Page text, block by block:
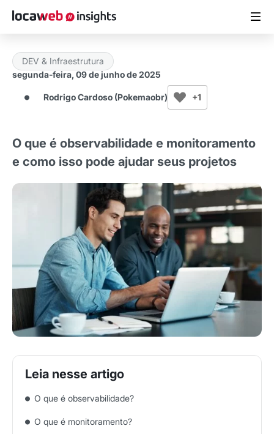
ARTIGOS
MATERIAIS GRATUITOS
ESTUDOS
LOCAWEB.COM.BR
DEV & Infraestrutura
segunda-feira, 09 de junho de 2025
Rodrigo Cardoso (Pokemaobr) +1
O que é observabilidade e monitoramento
e como isso pode ajudar seus projetos
O que é observabilidade?
O que é monitoramento?